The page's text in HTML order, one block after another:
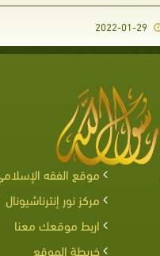
2022-01-29
موقع الفقه
مركز نور إنترناشيونال
اربط موقعك معنا
خريطة الموقع